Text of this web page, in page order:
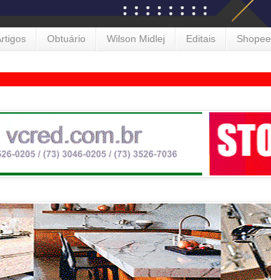
Obtuário Wilson Midlej Editais Shopee